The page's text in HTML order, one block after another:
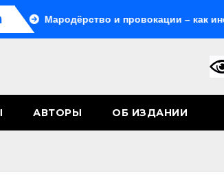
и провокации – как
АВТОРЫ ОБ ИЗДАНИИ